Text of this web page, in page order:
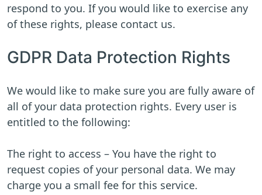
respond to you. If you would like to exercise any
of these rights, please contact us.
GDPR Data Protection Rights
We would like to make sure you are fully aware of
all of your data protection rights. Every user is
entitled to the following:
The right to access – You have the right to
request copies of your personal data. We may
charge you a small fee for this service.